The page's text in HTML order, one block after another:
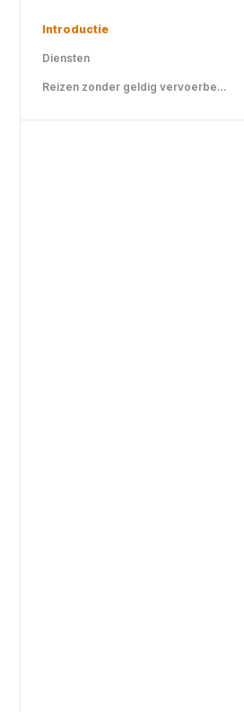
Introductie
Diensten
Reizen zonder geldig vervoerbewijs